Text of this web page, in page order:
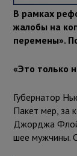
В рамках
жалобы на
перемены».
«Это только
Губернатор
Пакет мер, за
Джорджа
шее мужчины.